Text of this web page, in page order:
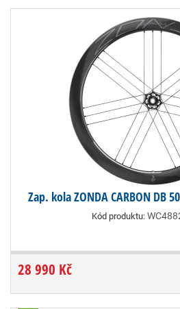
Zap. kola ZONDA CARBON DB
Kód produktu:
28 990 Kč